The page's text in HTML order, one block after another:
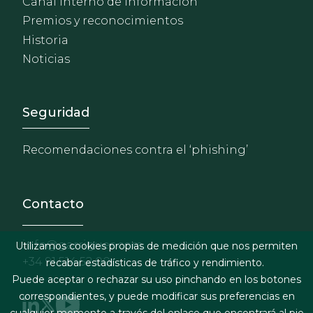
Premios y reconocimientos
Historia
Noticias
Footer - Extranet y
Seguridad
Recomendaciones contra el ‘phishing’
Contacto
info@garrigues.com
+34 91 514 52 00
Utilizamos cookies propias de medición que nos permiten
recabar estadísticas de tráfico y rendimiento.
Puede aceptar o rechazar su uso pinchando en los botones
correspondientes, y puede modificar sus preferencias en